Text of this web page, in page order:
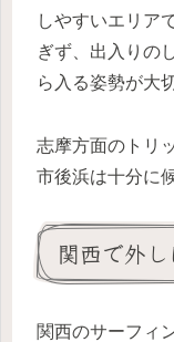
しやすいエリア
ぎず、出入りの
ら入る姿勢が大
志摩方面のトリ
市後浜は十分に
関西で外
関西のサーフィ